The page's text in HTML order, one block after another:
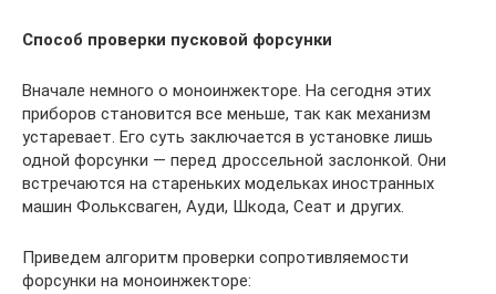
Способ проверки пусковой форсунки
Вначале немного о моноинжекторе. На сегодня этих
приборов становится все меньше, так как механизм
устаревает. Его суть заключается в установке лишь
одной форсунки — перед дроссельной заслонкой. Они
встречаются на стареньких модельках иностранных
машин Фольксваген, Ауди, Шкода, Сеат и других.
Приведем алгоритм проверки сопротивляемости
форсунки на моноинжекторе: